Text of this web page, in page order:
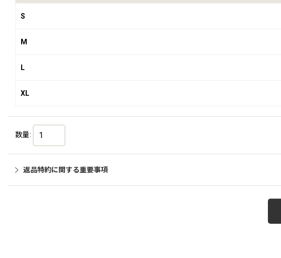
S
M
L
XL
数量:
返品特約に関する重要事項